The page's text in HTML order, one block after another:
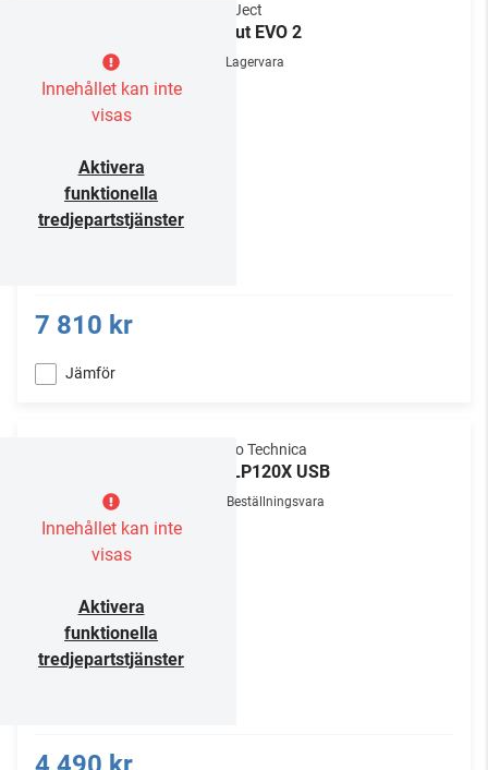
Innehållet kan inte
visas
Aktivera
funktionella
tredjepartstjänster
Pro-Ject
Debut EVO 2
Lagervara
7 810 kr
Jämför
Innehållet kan inte
visas
Aktivera
funktionella
tredjepartstjänster
Audio Technica
AT-LP120X USB
Beställningsvara